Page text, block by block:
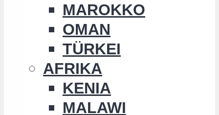
MAROKKO
OMAN
TÜRKEI
AFRIKA
KENIA
MALAWI